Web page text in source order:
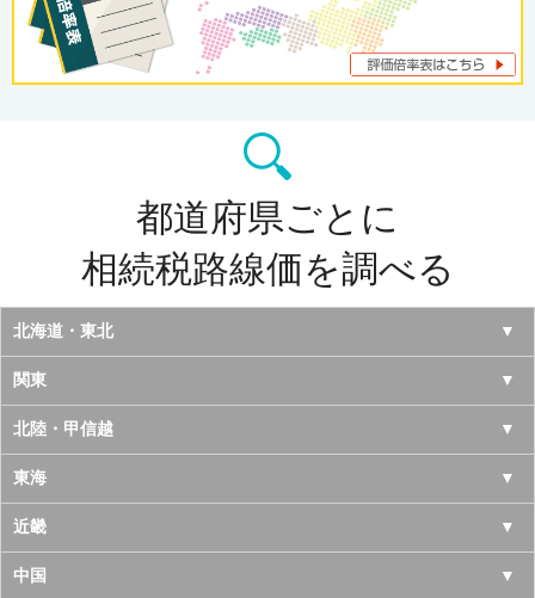
都道府県ごとに
相続税路線価を調べる
北海道・東北
北海道
青森県
岩手県
宮城県
秋田県
関東
東京都
神奈川県
千葉県
埼玉県
北陸・甲信越
山梨県
長野県
新潟県
東海
愛知県
岐阜県
近畿
大阪府
中国